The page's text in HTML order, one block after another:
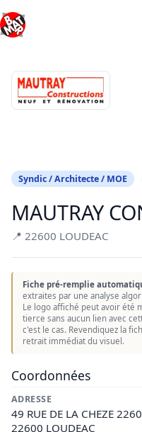
au
contenu
Syndic / Architecte / MOE
MAUTRAY
📍 22600 LOUDEAC
Fiche pré-remplie
extraites par une analyse
Le logo affiché peut avoir été
tierce sans aucun lien avec
c'est le cas. Revendiquez la
retrait immédiat du visuel.
Coordonnées
ADRESSE
49 RUE DE LA CHEZE
22600 LOUDEAC